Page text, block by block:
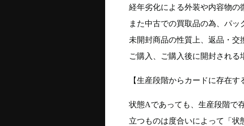
経年劣化による外装や内容物の
また中古での買取品の為、パッ
未開封商品の性質上、返品・交
ご購入、ご購入後に開封される
【生産段階からカードに存在す
状態Aであっても、生産段階で
立つものは度合いによって「状